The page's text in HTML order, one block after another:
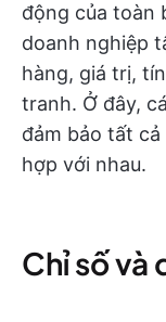
động của toàn
doanh nghiệp
hàng, giá trị,
tranh. Ở đây,
đảm bảo tất
hợp với nhau.
Chỉ số và